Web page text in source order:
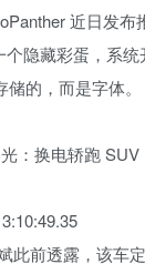
近日发布
隐藏彩蛋，系
的，而是字体。
：换电轿跑 SUV
此前透露，该车